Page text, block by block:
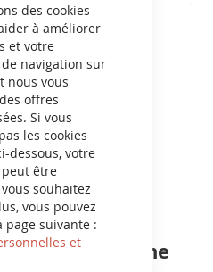
des cookies
à améliorer
et votre
navigation sur
nous vous
offres
Si vous
les cookies
dessous, votre
être
souhaitez
vous pouvez
page suivante :
et
de cuisine